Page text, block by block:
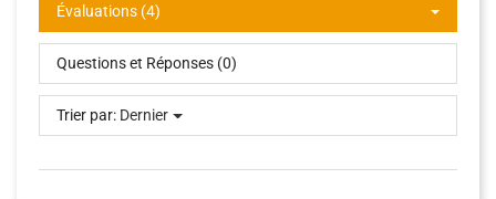
Évaluations (4)
Questions et Réponses (0)
Trier par: Dernier